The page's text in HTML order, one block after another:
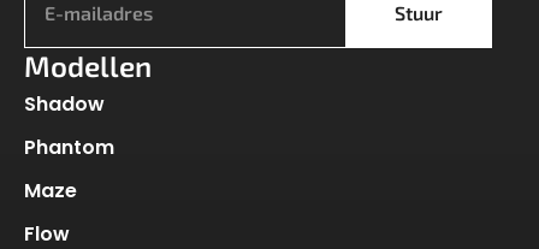
Stuur
Modellen
Shadow
Phantom
Maze
Flow